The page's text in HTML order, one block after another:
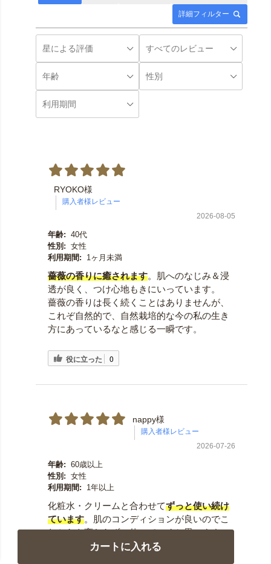
カートに入れる
詳細フィルター
RYOKO様
2026-08-05
年齢: 40代
性別: 女性
利用期間:
1ヶ月未満
薔薇の香りに癒されます。肌へのなじみ＆浸
透が良く、つけ心地もきにいっています。
薔薇の香りは長く続くことはありませんが、
これぞ自然的で、自然栽培的な今の私の生き
方にあっているなと感じる一瞬です。
役に立った 0
nappy様
2026-07-26
年齢: 60歳以上
性別: 女性
利用期間:
1年以上
化粧水・クリームと合わせてずっと使い続け
ています。肌のコンディションが良いのでこ
れからも変わらずに使っていくと思います。
ネットで注文すると直ぐに届くのですが、極